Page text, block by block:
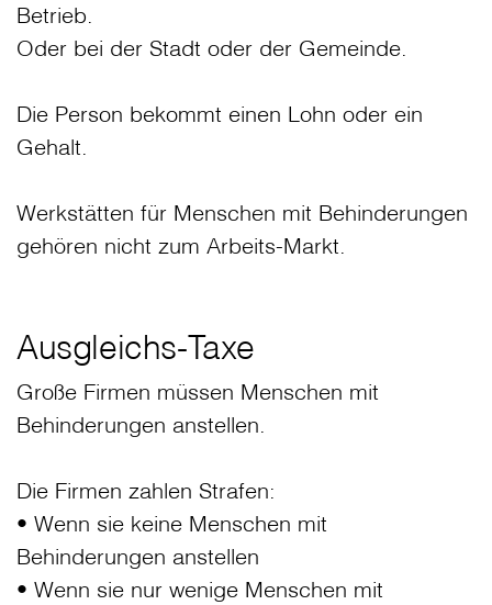
Betrieb.
Oder bei der Stadt oder der Gemeinde.
Die Person bekommt einen Lohn oder ein
Gehalt.
Werkstätten für Menschen mit Behinderungen
gehören nicht zum Arbeits-Markt.
Ausgleichs-Taxe
Große Firmen müssen Menschen mit
Behinderungen anstellen.
Die Firmen zahlen Strafen:
• Wenn sie keine Menschen mit
Behinderungen anstellen
• Wenn sie nur wenige Menschen mit